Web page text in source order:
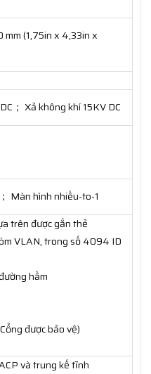
mm (1,75in x 4,33in x
； Xả không khí 15KV DC
Màn hình nhiều-to-1
trên được gắn thẻ
VLAN, trong số 4094 ID
hầm
được bảo vệ)
và trung kế tĩnh